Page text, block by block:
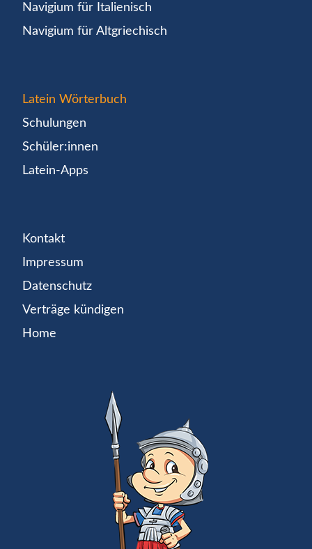
Navigium für Italienisch
Navigium für Altgriechisch
Latein Wörterbuch
Schulungen
Schüler:innen
Latein-Apps
Kontakt
Impressum
Datenschutz
Verträge kündigen
Home